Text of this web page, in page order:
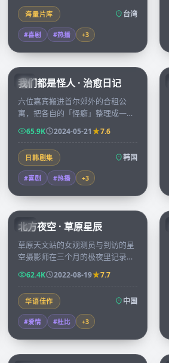
海量片库 台湾
#喜剧 #热播 +3
KR
66:08
我们都是怪人 · 治愈日记
六位嘉宾搬进首尔郊外的合租公
寓，把各自的「怪癖」整理成一档
真人秀，从凌晨三点的辣炒年糕到
午夜的占星派对，治愈观众也治愈
彼此。
65.9K 2024-05-21 7.6
日韩剧集 韩国
#喜剧 #热播 +3
CN
99:01
北方夜空 · 草原星辰
草原天文站的女观测员与到访的星
空摄影师在三个月的极夜里记录北
方银河，两颗心也在镜头与望远镜
之间慢慢靠近。
62.4K 2022-08-19 7.7
华语佳作 中国
#爱情 #杜比 +3
99:21